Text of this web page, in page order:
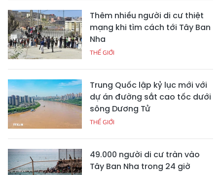
Thêm nhiều người di cư thiệt
mạng khi tìm cách tới Tây Ban
Nha
THẾ GIỚI
Trung Quốc lập kỷ lục mới với
dự án đường sắt cao tốc dưới
sông Dương Tử
THẾ GIỚI
49.000 người di cư tràn vào
Tây Ban Nha trong 24 giờ